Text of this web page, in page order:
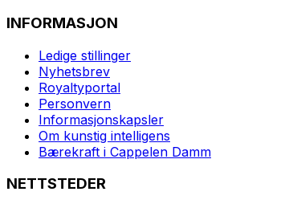
INFORMASJON
Ledige stillinger
Nyhetsbrev
Royaltyportal
Personvern
Informasjonskapsler
Om kunstig intelligens
Bærekraft i Cappelen Damm
NETTSTEDER